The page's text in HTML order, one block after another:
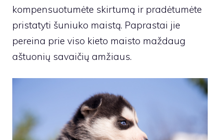
kompensuotumėte skirtumą ir pradėtumėte
pristatyti šuniuko maistą. Paprastai jie
pereina prie viso kieto maisto maždaug
aštuonių savaičių amžiaus.